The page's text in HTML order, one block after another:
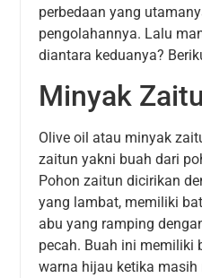
perbedaan yang
pengolahannya. Lalu
diantara keduanya?
Minyak
Olive oil atau minyak
zaitun yakni buah dari
Pohon zaitun dicirikan
yang lambat, memiliki
abu yang ramping
pecah. Buah ini memiliki
warna hijau ketika masih